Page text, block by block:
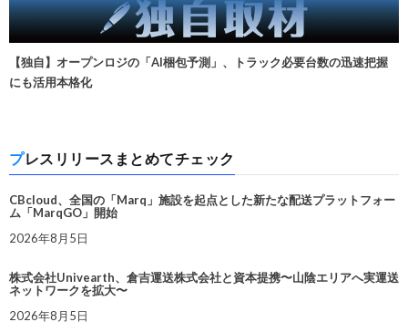
【独自】オープンロジの「AI梱包予測」、トラック必要台数の迅速把握
にも活用本格化
プレスリリースまとめてチェック
CBcloud、全国の「Marq」施設を起点とした新たな配送プラットフォー
ム「MarqGO」開始
2026年8月5日
株式会社Univearth、倉吉運送株式会社と資本提携〜山陰エリアへ実運送
ネットワークを拡大〜
2026年8月5日